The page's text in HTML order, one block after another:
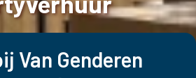
Van Genderen